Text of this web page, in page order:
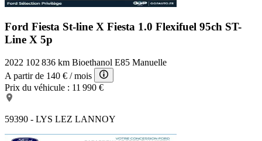
Ford Fiesta St-line X Fiesta 1.0 Flexifuel 95ch ST-
Line X 5p
2022 102 836 km Bioethanol E85 Manuelle
A partir de 140 € / mois
Prix du véhicule : 11 990 €
59390 - LYS LEZ LANNOY